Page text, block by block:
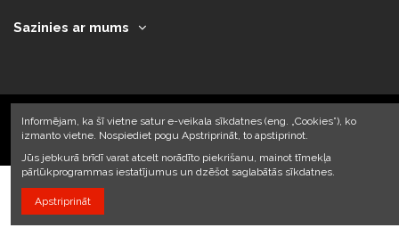
Sazinies ar mums
2023 © Armando Auto SIA
Informējam, ka šī vietne satur e-veikala sīkdatnes (eng. „Cookies”), ko
izmanto vietne. Nospiediet pogu Apstriprināt, to apstiprinot.
Jūs jebkurā brīdī varat atcelt norādīto piekrišanu, mainot tīmekļa
pārlūkprogrammas iestatījumus un dzēšot saglabātās sīkdatnes.
Apstriprināt